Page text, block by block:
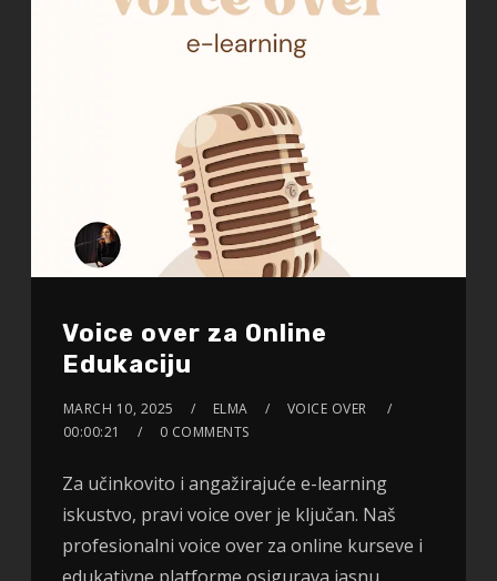
Voice over za Online
Edukaciju
MARCH 10, 2025 ELMA
VOICE OVER
00:00:21
0 COMMENTS
Za učinkovito i angažirajuće e-learning
iskustvo, pravi voice over je ključan. Naš
profesionalni voice over za online kurseve i